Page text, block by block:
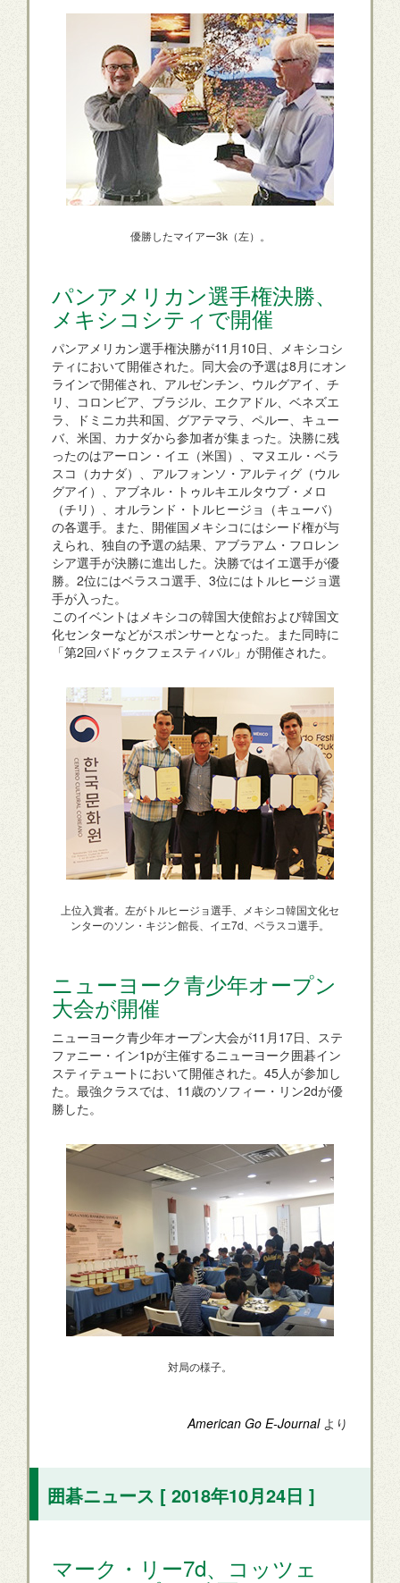
優勝したマイアー3k（左）。
パンアメリカン選手権決勝、
メキシコシティで開催
パンアメリカン選手権決勝が11月10日、メキシコシ
ティにおいて開催された。同大会の予選は8月にオン
ラインで開催され、アルゼンチン、ウルグアイ、チ
リ、コロンビア、ブラジル、エクアドル、ベネズエ
ラ、ドミニカ共和国、グアテマラ、ペルー、キュー
バ、米国、カナダから参加者が集まった。決勝に残
ったのはアーロン・イエ（米国）、マヌエル・ベラ
スコ（カナダ）、アルフォンソ・アルティグ（ウル
グアイ）、アブネル・トゥルキエルタウブ・メロ
（チリ）、オルランド・トルヒージョ（キューバ）
の各選手。また、開催国メキシコにはシード権が与
えられ、独自の予選の結果、アブラアム・フロレン
シア選手が決勝に進出した。決勝ではイエ選手が優
勝。2位にはベラスコ選手、3位にはトルヒージョ選
手が入った。
このイベントはメキシコの韓国大使館および韓国文
化センターなどがスポンサーとなった。また同時に
「第2回バドゥクフェスティバル」が開催された。
上位入賞者。左がトルヒージョ選手、メキシコ韓国文化セ
ンターのソン・キジン館長、イエ7d、ベラスコ選手。
ニューヨーク青少年オープン
大会が開催
ニューヨーク青少年オープン大会が11月17日、ステ
ファニー・イン1pが主催するニューヨーク囲碁イン
スティテュートにおいて開催された。45人が参加し
た。最強クラスでは、11歳のソフィー・リン2dが優
勝した。
対局の様子。
American Go E-Journal より
囲碁ニュース [ 2018年10月24日 ]
マーク・リー7d、コッツェ